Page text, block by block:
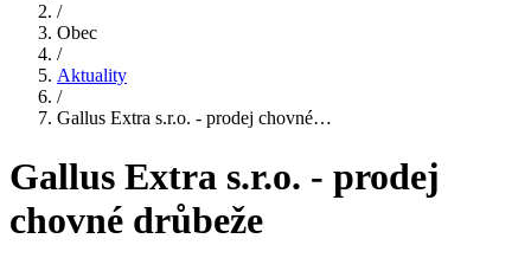
/
Obec
/
Aktuality
/
Gallus Extra s.r.o. - prodej chovné…
Gallus Extra s.r.o. - prodej
chovné drůbeže